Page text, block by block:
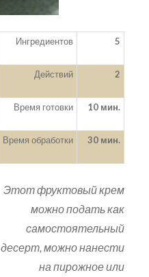
Ингредиентов 5
Действий 2
Время готовки 10 мин.
Время обработки 30 мин.
Этот фруктовый крем
можно подать как
самостоятельный
десерт, можно нанести
на пирожное или